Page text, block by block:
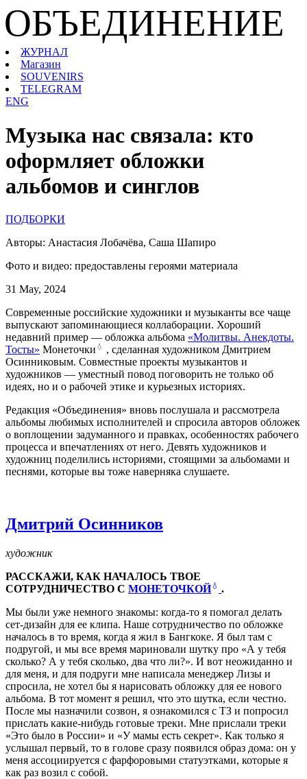
ОБЪЕДИНЕНИЕ
ЖУРНАЛ
Магазин
SOUVENIRS
TELEGRAM
ENG
Музыка нас связала: кто
оформляет обложки
альбомов и синглов
ПОДБОРКИ
Авторы: Анастасия Лобачёва, Саша Шапиро
Фото и видео: предоставлены героями материала
31 May, 2024
Современные российские художники и музыканты все чаще
выпускают запоминающиеся коллаборации. Хороший
недавний пример — обложка альбома «Молитвы. Анекдоты.
Тосты» Монеточки 💧
, сделанная художником Дмитрием
Осинниковым. Совместные проекты музыкантов и
художников — уместный повод поговорить не только об
идеях, но и о рабочей этике и курьезных историях.
Редакция «Объединения» вновь послушала и рассмотрела
альбомы любимых исполнителей и спросила авторов обложек
о воплощении задуманного и правках, особенностях рабочего
процесса и впечатлениях от него. Девять художников и
художниц поделились историями, стоящими за альбомами и
песнями, которые вы тоже наверняка слушаете.
Дмитрий Осинников
художник
РАССКАЖИ, КАК НАЧАЛОСЬ ТВОЕ
СОТРУДНИЧЕСТВО С МОНЕТОЧКОЙ💧 .
Мы были уже немного знакомы: когда-то я помогал делать
сет-дизайн для ее клипа. Наше сотрудничество по обложке
началось в то время, когда я жил в Бангкоке. Я был там с
подругой, и мы все время мариновали шутку про «А у тебя
сколько? А у тебя сколько, два что ли?». И вот неожиданно и
для меня, и для подруги мне написала менеджер Лизы и
спросила, не хотел бы я нарисовать обложку для ее нового
альбома. В тот момент я решил, что это шутка, если честно.
После мы назначили созвон, я ознакомился с ТЗ и попросил
прислать какие-нибудь готовые треки. Мне прислали треки
«Это было в России» и «У мамы есть секрет». Как только я
услышал первый, то в голове сразу появился образ дома: он у
меня ассоциируется с фарфоровыми статуэтками, которые я
как раз возил с собой.